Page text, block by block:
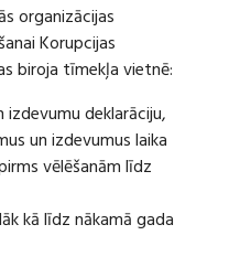
organizācijas
Korupcijas
biroja tīmekļa vietnē:
izdevumu deklarāciju,
un izdevumus laika
vēlēšanām līdz
kā līdz nākamā gada